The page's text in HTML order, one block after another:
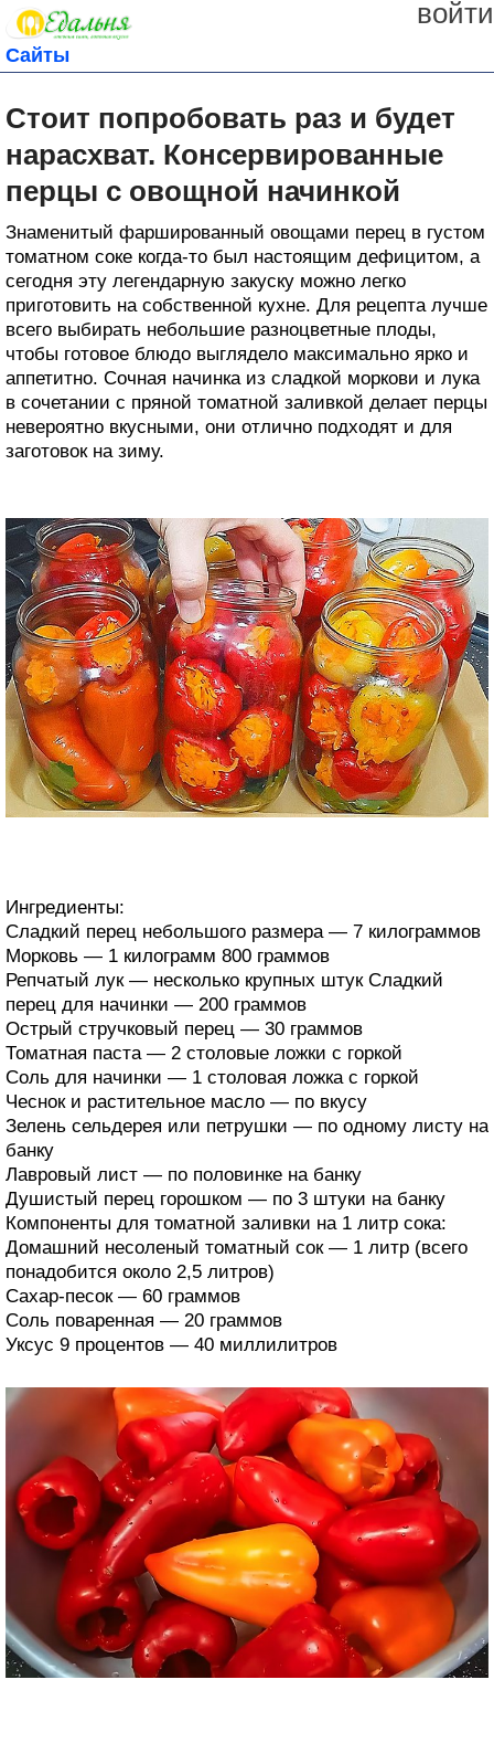
войти
Сайты
Стоит попробовать раз и будет
нарасхват. Консервированные
перцы с овощной начинкой
Знаменитый фаршированный овощами перец в густом
томатном соке когда-то был настоящим дефицитом, а
сегодня эту легендарную закуску можно легко
приготовить на собственной кухне. Для рецепта лучше
всего выбирать небольшие разноцветные плоды,
чтобы готовое блюдо выглядело максимально ярко и
аппетитно. Сочная начинка из сладкой моркови и лука
в сочетании с пряной томатной заливкой делает перцы
невероятно вкусными, они отлично подходят и для
заготовок на зиму.
Ингредиенты:
Сладкий перец небольшого размера — 7 килограммов
Морковь — 1 килограмм 800 граммов
Репчатый лук — несколько крупных штук Сладкий
перец для начинки — 200 граммов
Острый стручковый перец — 30 граммов
Томатная паста — 2 столовые ложки с горкой
Соль для начинки — 1 столовая ложка с горкой
Чеснок и растительное масло — по вкусу
Зелень сельдерея или петрушки — по одному листу на
банку
Лавровый лист — по половинке на банку
Душистый перец горошком — по 3 штуки на банку
Компоненты для томатной заливки на 1 литр сока:
Домашний несоленый томатный сок — 1 литр (всего
понадобится около 2,5 литров)
Сахар-песок — 60 граммов
Соль поваренная — 20 граммов
Уксус 9 процентов — 40 миллилитров